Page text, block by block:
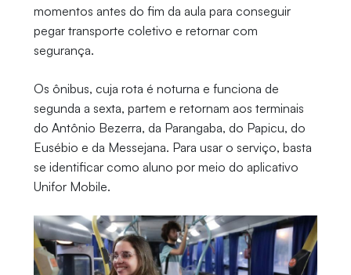
momentos antes do fim da aula para conseguir
pegar transporte coletivo e retornar com
segurança.
Os ônibus, cuja rota é noturna e funciona de
segunda a sexta, partem e retornam aos terminais
do Antônio Bezerra, da Parangaba, do Papicu, do
Eusébio e da Messejana. Para usar o serviço, basta
se identificar como aluno por meio do aplicativo
Unifor Mobile.